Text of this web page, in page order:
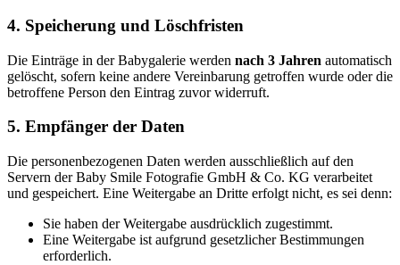
4. Speicherung und Löschfristen
Die Einträge in der Babygalerie werden nach 3 Jahren automatisch
gelöscht, sofern keine andere Vereinbarung getroffen wurde oder die
betroffene Person den Eintrag zuvor widerruft.
5. Empfänger der Daten
Die personenbezogenen Daten werden ausschließlich auf den
Servern der Baby Smile Fotografie GmbH & Co. KG verarbeitet
und gespeichert. Eine Weitergabe an Dritte erfolgt nicht, es sei denn:
Sie haben der Weitergabe ausdrücklich zugestimmt.
Eine Weitergabe ist aufgrund gesetzlicher Bestimmungen
erforderlich.